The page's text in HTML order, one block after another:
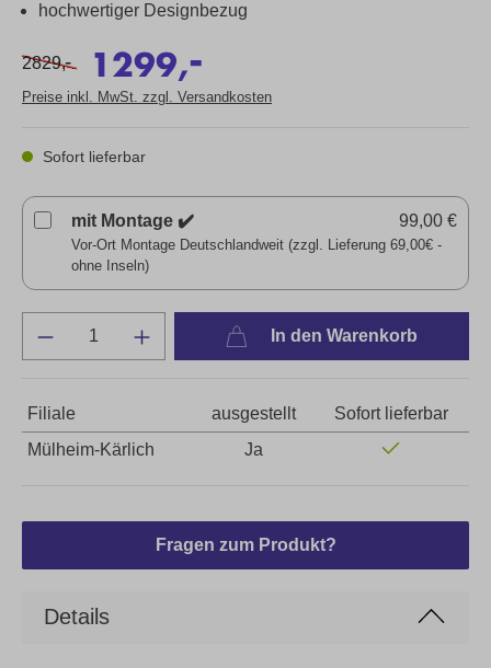
hochwertiger Designbezug
2829,- 1299,
-
Preise inkl. MwSt. zzgl. Versandkosten
Sofort lieferbar
mit Montage ✔️
Vor-Ort Montage Deutschlandweit (zzgl. Lieferung 69,00€ -
ohne Inseln)
99,00 €
In den Warenkorb
Filiale ausgestellt
Sofort lieferbar
Mülheim-Kärlich
Ja
Fragen zum Produkt?
Details